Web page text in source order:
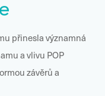
přinesla významná
a vlivu POP
závěrů a